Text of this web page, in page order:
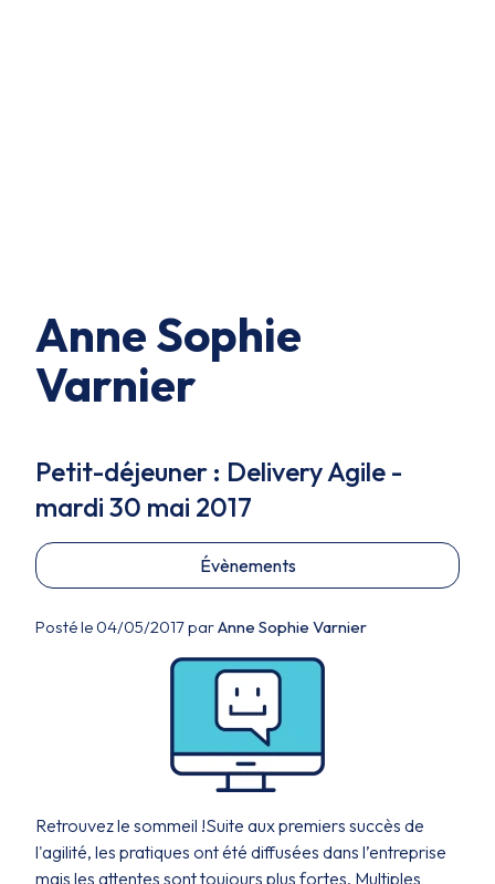
Anne Sophie
Varnier
Petit-déjeuner : Delivery Agile -
mardi 30 mai 2017
Évènements
Posté le 04/05/2017 parAnne Sophie Varnier
Retrouvez le sommeil !Suite aux premiers succès de
l'agilité, les pratiques ont été diffusées dans l’entreprise
mais les attentes sont toujours plus fortes. Multiples